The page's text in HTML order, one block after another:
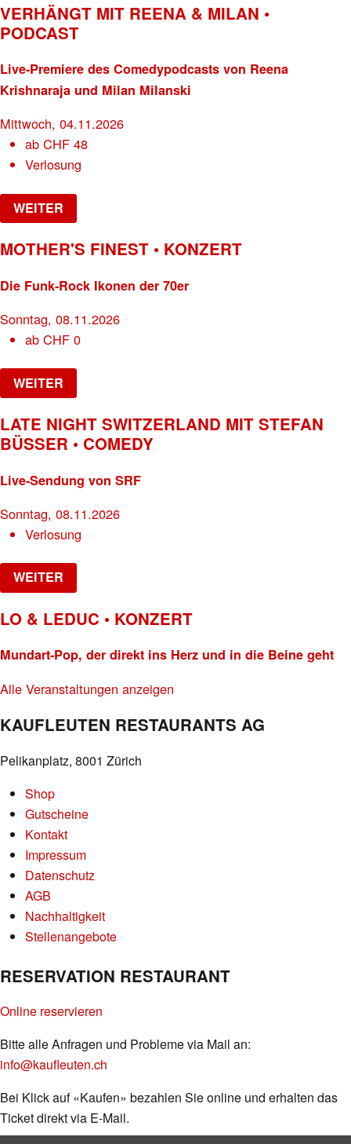
VERHÄNGT MIT REENA & MILAN •
PODCAST
Live-Premiere des Comedypodcasts von Reena
Krishnaraja und Milan Milanski
Mittwoch, 04.11.2026
abCHF 48
Verlosung
WEITER
MOTHER'S FINEST • KONZERT
Die Funk-Rock Ikonen der 70er
Sonntag, 08.11.2026
abCHF 0
WEITER
LATE NIGHT SWITZERLAND MIT STEFAN
BÜSSER • COMEDY
Live-Sendung von SRF
Sonntag, 08.11.2026
Verlosung
WEITER
LO & LEDUC • KONZERT
Mundart-Pop, der direkt ins Herz und in die Beine geht
Alle Veranstaltungen anzeigen
KAUFLEUTEN RESTAURANTS AG
Pelikanplatz, 8001 Zürich
Shop
Gutscheine
Kontakt
Impressum
Datenschutz
AGB
Nachhaltigkeit
Stellenangebote
RESERVATION RESTAURANT
Online reservieren
Bitte alle Anfragen und Probleme via Mail an:
info@kaufleuten.ch
Bei Klick auf «Kaufen» bezahlen Sie online und erhalten das
Ticket direkt via E-Mail.